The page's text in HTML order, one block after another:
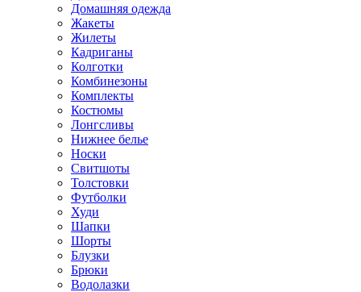
Домашняя одежда
Жакеты
Жилеты
Кадриганы
Колготки
Комбинезоны
Комплекты
Костюмы
Лонгсливы
Нижнее белье
Носки
Свитшоты
Толстовки
Футболки
Худи
Шапки
Шорты
Блузки
Брюки
Водолазки